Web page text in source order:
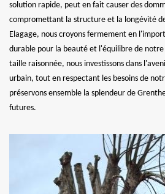
solution rapide, peut en fait causer des
compromettant la structure et la longévité
Elagage, nous croyons fermement en
durable pour la beauté et l'équilibre de notre
taille raisonnée, nous investissons dans
urbain, tout en respectant les besoins de
préservons ensemble la splendeur de
futures.